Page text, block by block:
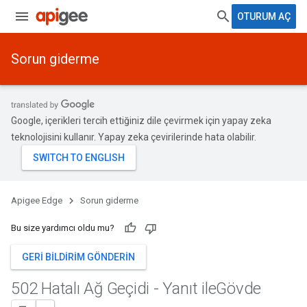
OTURUM AÇ
Sorun giderme
Google, içerikleri tercih ettiğiniz dile çevirmek için yapay zeka
teknolojisini kullanır. Yapay zeka çevirilerinde hata olabilir.
Apigee Edge Sorun giderme
Bu size yardımcı oldu mu?
GERI BILDIRIM GÖNDERIN
502 Hatalı Ağ Geçidi - Yanıt ileGövde